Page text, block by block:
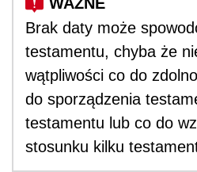
Brak daty może
testamentu, chyba że
wątpliwości co do
do sporządzenia
testamentu lub co do
stosunku kilku